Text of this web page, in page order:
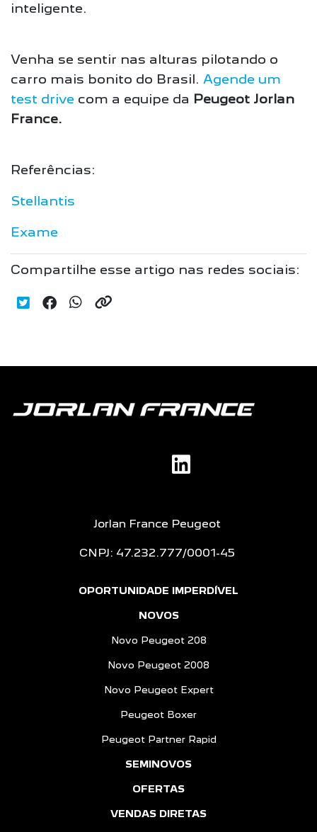
inteligente.
Venha se sentir nas alturas pilotando o
carro mais bonito do Brasil. Agende um
test drive com a equipe da Peugeot Jorlan
France.
Referências:
Stellantis
Exame
Compartilhe esse artigo nas redes sociais:
Jorlan France Peugeot
CNPJ: 47.232.777/0001-45
OPORTUNIDADE IMPERDÍVEL
NOVOS
Novo Peugeot 208
Novo Peugeot 2008
Novo Peugeot Expert
Peugeot Boxer
Peugeot Partner Rapid
SEMINOVOS
OFERTAS
VENDAS DIRETAS